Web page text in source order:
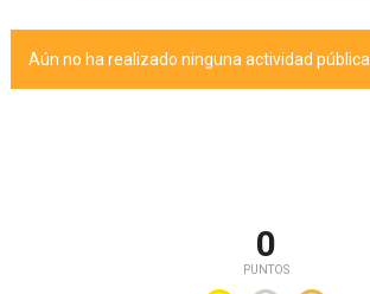
Aún no ha realizado ninguna actividad pública.
0
PUNTOS